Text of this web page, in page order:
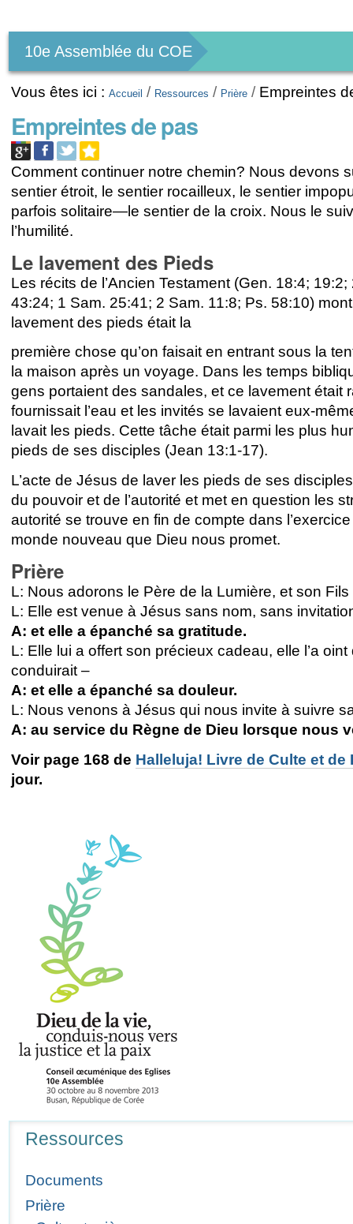
personnels
10e Assemblée du COE
Vous êtes ici : Accueil / Ressources / Prière / Empreintes
Empreintes de pas
Comment continuer notre chemin? Nous devons
sentier étroit, le sentier rocailleux, le sentier
parfois solitaire—le sentier de la croix. Nous le
l’humilité.
Le lavement des Pieds
Les récits de l’Ancien Testament (Gen. 18:4; 19:2;
43:24; 1 Sam. 25:41; 2 Sam. 11:8; Ps. 58:10)
lavement des pieds était la
première chose qu’on faisait en entrant sous la
la maison après un voyage. Dans les temps
gens portaient des sandales, et ce lavement était
fournissait l’eau et les invités se lavaient eux-
lavait les pieds. Cette tâche était parmi les plus
pieds de ses disciples (Jean 13:1-17).
L’acte de Jésus de laver les pieds de ses
du pouvoir et de l’autorité et met en question les
autorité se trouve en fin de compte dans
monde nouveau que Dieu nous promet.
Prière
L: Nous adorons le Père de la Lumière, et son
L: Elle est venue à Jésus sans nom, sans
A: et elle a épanché sa gratitude.
L: Elle lui a offert son précieux cadeau, elle l’a
conduirait –
A: et elle a épanché sa douleur.
L: Nous venons à Jésusqui nous invite à suivre
A: au service du Règne de Dieu lorsque nous
Voir page 168 de Halleluja! Livre de Culte et de
jour.
Ressources
Documents
Prière